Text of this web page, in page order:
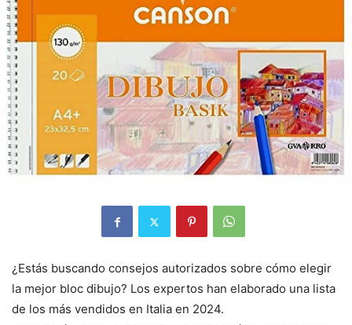
¿Estás buscando consejos autorizados sobre cómo elegir
la mejor bloc dibujo? Los expertos han elaborado una lista
de los más vendidos en Italia en 2024.